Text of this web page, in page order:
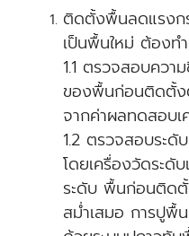
ติดตั้งพื้นลดแรงก
เป็นพื้นใหม่ ต้องท
1.1 ตรวจสอบคว
ของพื้นก่อนติดตั้ง
จากค่าผลทดสอบ
1.2 ตรวจสอบระ
โดยเครื่องวัดระดั
ระดับ พื้นก่อนติดตั้
สม่ำเสมอ การปูพื้